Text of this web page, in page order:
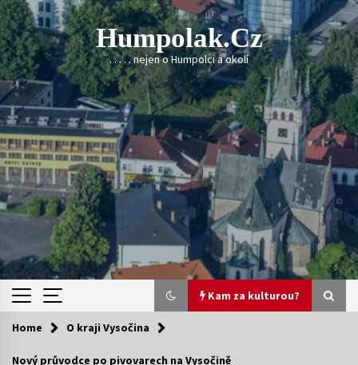
Skip
to
content
Humpolak.cz
. . . . . nejen o Humpolci a okolí
Kam za kulturou?
Kam za kulturou?
Home O kraji Vysočina
Nový průvodce po pivovarech na Vysočině